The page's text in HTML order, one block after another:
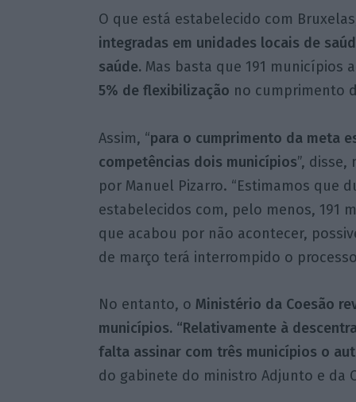
O que está estabelecido com
integradas em unidades locais de
saúde. Mas basta que 191 municípios
5% de flexibilização no cumprimento
Assim, “para o cumprimento da meta
competências dois municípios”,
por Manuel Pizarro. “Estimamos que
estabelecidos com, pelo menos, 191
que acabou por não acontecer,
de março terá interrompido o
No entanto, o Ministério da Coesão
municípios. “Relativamente à
falta assinar com três municípios o
do gabinete do ministro Adjunto e da